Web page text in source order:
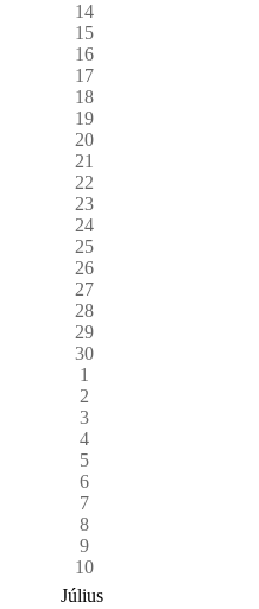
14
15
16
17
18
19
20
21
22
23
24
25
26
27
28
29
30
1
2
3
4
5
6
7
8
9
10
Július